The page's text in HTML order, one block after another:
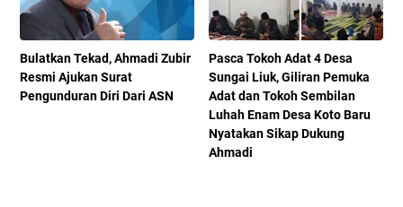
Bulatkan Tekad, Ahmadi Zubir
Resmi Ajukan Surat
Pengunduran Diri Dari ASN
Pasca Tokoh Adat 4 Desa
Sungai Liuk, Giliran Pemuka
Adat dan Tokoh Sembilan
Luhah Enam Desa Koto Baru
Nyatakan Sikap Dukung
Ahmadi